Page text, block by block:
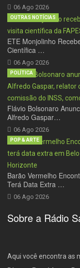
06 Ago 2026
ETE Monjolinho
Científica …
06 Ago 2026
OUTRAS NOTÍCIAS
Flávio Bolsonaro
Alfredo Gaspar…
06 Ago 2026
POLÍTICA
Barão Vermelho
Terá Data Extra …
06 Ago 2026
POP & ARTE
Sobre a Rádio
Aqui você encontra as